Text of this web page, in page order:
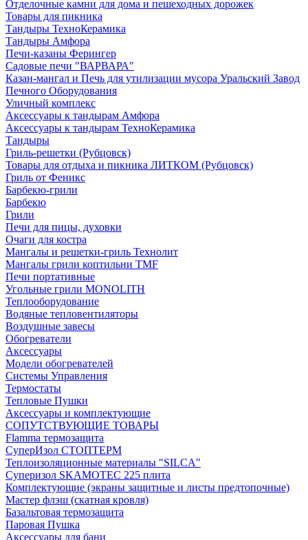
Отделочные камни для дома и пешеходных дорожек
Товары для пикника
Тандыры ТехноКерамика
Тандыры Амфора
Печи-казаны Ферингер
Садовые печи "ВАРВАРА"
Казан-мангал и Печь для утилизации мусора Уральский Завод
Печного Оборудования
Уличный комплекс
Аксессуары к тандырам Амфора
Аксессуары к тандырам ТехноКерамика
Тандыры
Гриль-решетки (Рубцовск)
Товары для отдыха и пикника ЛИТКОМ (Рубцовск)
Гриль от Феникс
Барбекю-грили
Барбекю
Грили
Печи для пицы, духовки
Очаги для костра
Мангалы и решетки-гриль Технолит
Мангалы грили коптильни TMF
Печи портативные
Угольные грили MONOLITH
Теплооборудование
Водяные тепловентиляторы
Воздушные завесы
Обогреватели
Аксессуары
Модели обогревателей
Системы Управления
Термостаты
Тепловые Пушки
Аксессуары и комплектующие
СОПУТСТВУЮЩИЕ ТОВАРЫ
Flamma термозащита
СуперИзол СТОПТЕРМ
Теплоизоляционные материалы "SILCA"
Суперизол SKAMOTEC 225 плита
Комплектующие (экраны защитные и листы предтопочные)
Мастер флэш (скатная кровля)
Базальтовая термозащита
Паровая Пушка
Аксессуары для бани